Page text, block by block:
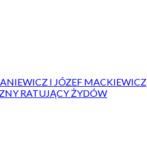
I JÓZEF MACKIEWICZ
RATUJĄCY ŻYDÓW